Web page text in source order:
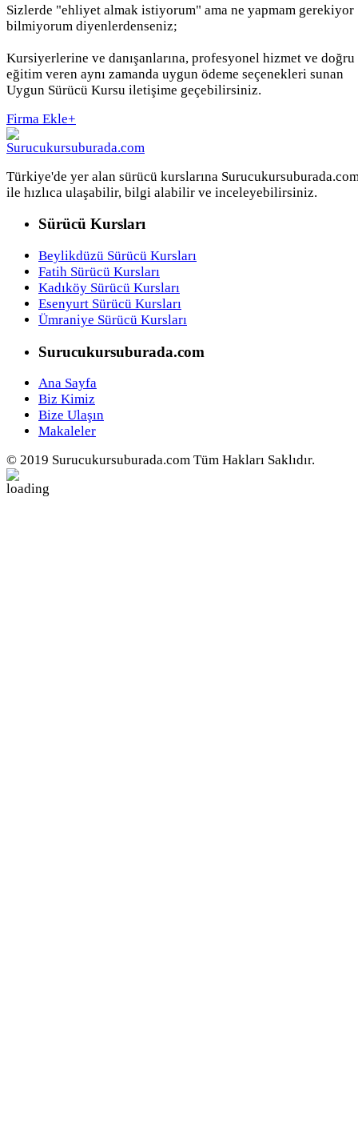
Sizlerde "ehliyet almak istiyorum" ama ne yapmam gerekiyor
bilmiyorum diyenlerdenseniz;
Kursiyerlerine ve danışanlarına, profesyonel hizmet ve doğru
eğitim veren aynı zamanda uygun ödeme seçenekleri sunan
Uygun Sürücü Kursu iletişime geçebilirsiniz.
Firma Ekle+
Türkiye'de yer alan sürücü kurslarına
ile hızlıca ulaşabilir, bilgi alabilir ve inceleyebilirsiniz.
Sürücü Kursları
Beylikdüzü Sürücü Kursları
Fatih Sürücü Kursları
Kadıköy Sürücü Kursları
Esenyurt Sürücü Kursları
Ümraniye Sürücü Kursları
Surucukursuburada.com
Ana Sayfa
Biz Kimiz
Bize Ulaşın
Makaleler
© 2019 Surucukursuburada.com Tüm Hakları Saklıdır.